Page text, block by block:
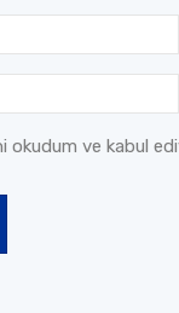
okudum ve kabul